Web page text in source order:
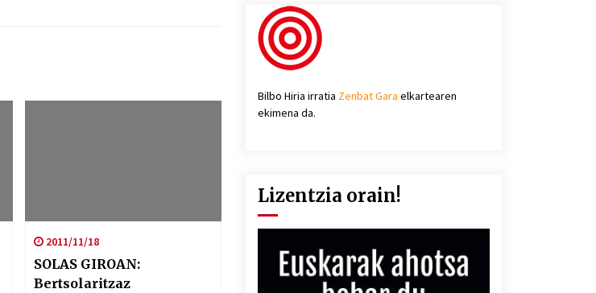
2011/11/18
SOLAS GIROAN:
Bertsolaritzaz
Bilbo Hiria irratia Zenbat Gara elkartearen
ekimena da.
Lizentzia orain!